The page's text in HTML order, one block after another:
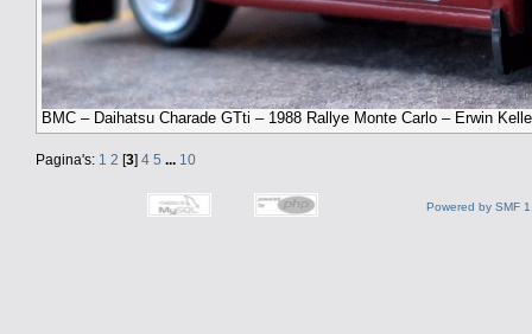
BMC – Daihatsu Charade GTti – 1988 Rallye Monte Carlo – Erwin
Pagina's: 1 2 [3] 4 5 ... 10
Powered by SMF